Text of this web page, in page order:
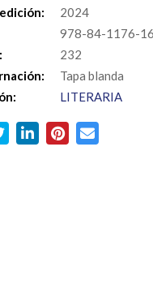
2024
978-84-1176-
232
Tapa blanda
LITERARIA